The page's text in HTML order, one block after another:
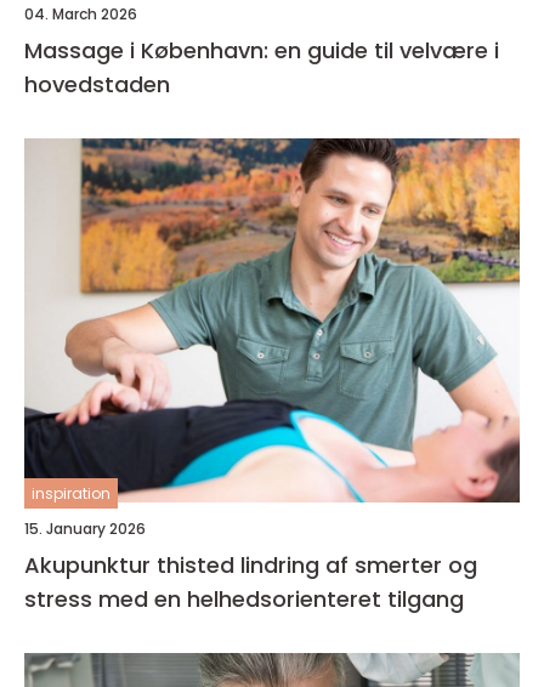
04. March 2026
Massage i København: en guide til velvære i
hovedstaden
inspiration
15. January 2026
Akupunktur thisted lindring af smerter og
stress med en helhedsorienteret tilgang